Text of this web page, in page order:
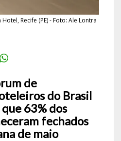
Recife (PE) - Foto: Ale Lontra
de
do Brasil
63% dos
fechados
de maio